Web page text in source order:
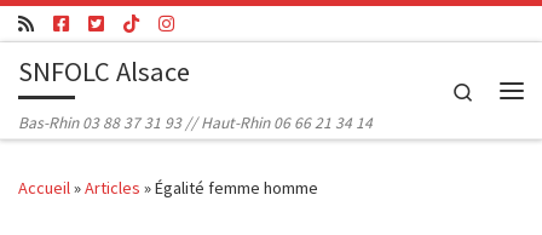
Passer au contenu
SNFOLC Alsace
Bas-Rhin 03 88 37 31 93 // Haut-Rhin 06 66 21 34 14
Search
Accueil»Articles »Égalité femme homme